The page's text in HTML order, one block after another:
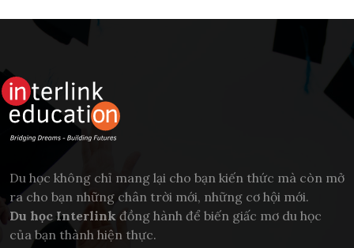
Du học không chỉ mang lại cho bạn kiến thức mà còn mở
ra cho bạn những chân trời mới, những cơ hội mới.
Du học Interlink đồng hành để biến giấc mơ du học
của bạn thành hiện thực.